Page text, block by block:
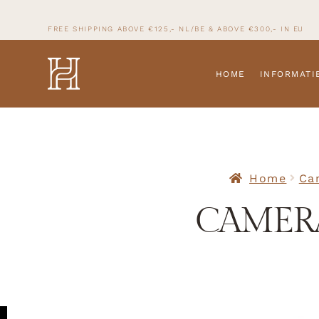
FREE SHIPPING ABOVE €125,- NL/BE & ABOVE €300,- IN EU
HOME
Home